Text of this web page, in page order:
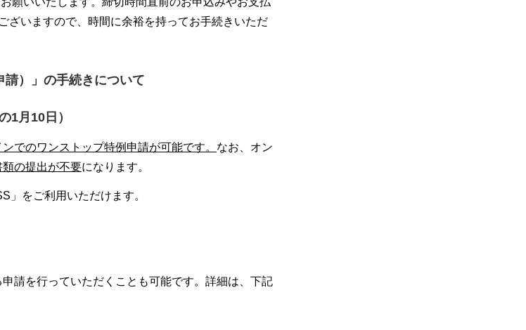
ざいますので、時間に余裕を持ってお手続きいただ
請）」の手続きについて
1月10日）
でのワンストップ特例申請が可能です。 なお、オン
の提出が不要になります。
」をご利用いただけます。
請を行っていただくことも可能です。詳細は、下記